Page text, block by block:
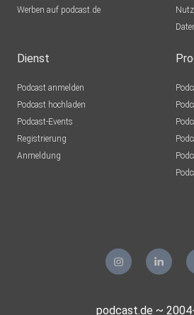
Werben auf podcast.de
Dienst
Podcast anmelden
Podcast hochladen
Podcast-Events
Registrierung
Anmeldung
podcast.de ~